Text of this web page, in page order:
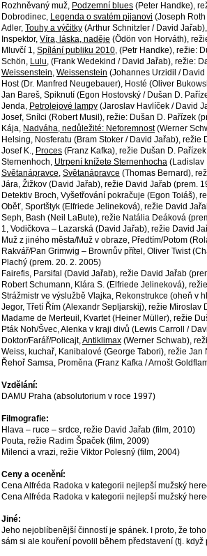
Rozhněvaný muž, Podzemní blues (Peter Handke),
Dobrodinec, Legenda o svatém pijanovi (Joseph
Adler, Touhy a výčitky (Arthur Schnitzler / David
Inspektor, Víra, láska, naděje (Ödön von Horváth),
Mluvčí 1, Spílání publiku 2010, (Petr Handke), režie:
Schön, Lulu, (Frank Wedekind / David Jařab), režie:
Weissenstein, Weissenstein (Johannes Urzidil /
Host (Dr. Manfred Neugebauer), Hosté (Oliver
Jan Bareš, Spiknutí (Egon Hostovský / Dušan D.
Jenda, Petrolejové lampy (Jaroslav Havlíček / David
Josef, Snílci (Robert Musil), režie: Dušan D. Pařízek
Kája, Nadváha, nedůležité: Neforemnost(Werner
Helsing, Nosferatu (Bram Stoker / David Jařab), režie
Josef K., Proces (Franz Kafka), režie Dušan D.
Sternenhoch, Utrpení knížete Sternenhocha (Ladislav
Světanápravce, Světanápravce (Thomas Bernard),
Jára, Žižkov (David Jařab), režie David Jařab (prem.
Detektiv Broch, Vyšetřování pokračuje (Egon Toiáš),
Oběť, Sportštyk (Elfriede Jelineková), režie David
Seph, Bash (Neil LaBute), režie Natália Deáková
1, Vodičkova – Lazarská (David Jařab), režie David
Muž z jiného města/Muž v obraze, Předtím/Potom
Rakvář/Pan Grimwig – Brownův přítel, Oliver Twist
Plachý (prem. 20. 2. 2005)
Fairefis, Parsifal (David Jařab), režie David Jařab
Robert Schumann, Klára S. (Elfriede Jelineková),
Strážmistr ve výslužbě Vlajka, Rekonstrukce (oheň v
Jegor, Třetí Řím (Alexandr Sepljarskij), režie Miroslav
Madame de Merteuil, Kvartet (Heiner Müller), režie
Pták Noh/Švec, Alenka v kraji divů (Lewis Carroll /
Doktor/Farář/Policajt,Antiklimax (Werner Schwab),
Weiss, kuchař, Kanibalové (George Tabori), režie Jan
Řehoř Samsa, Proměna (Franz Kafka / Arnošt
Vzdělání:
DAMU Praha (absolutorium v roce 1997)
Filmografie:
Hlava – ruce – srdce, režie David Jařab (film, 2010)
Pouta, režie Radim Špaček (film, 2009)
Milenci a vrazi, režie Viktor Polesný (film, 2004)
Ceny a ocenění:
Cena Alfréda Radoka v kategorii nejlepší mužský
Cena Alfréda Radoka v kategorii nejlepší mužský
Jiné:
Jeho nejoblíbenější činností je spánek. I proto, že
sám si ale kouření povolil během představení (tj.